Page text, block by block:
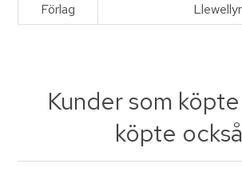
Förlag
Kunder som
köpte också